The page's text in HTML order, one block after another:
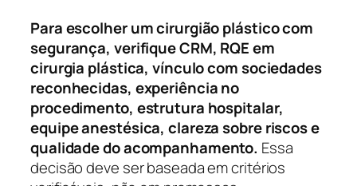
Para escolher um cirurgião plástico com
segurança, verifique CRM, RQE em
cirurgia plástica, vínculo com sociedades
reconhecidas, experiência no
procedimento, estrutura hospitalar,
equipe anestésica, clareza sobre riscos e
qualidade do acompanhamento. Essa
decisão deve ser baseada em critérios